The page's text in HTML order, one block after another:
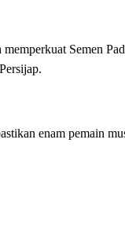
Semen
enam pemain